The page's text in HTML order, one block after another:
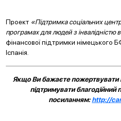
Проект «Підтримка соціальних
програмах для людей з інвалідністю в
фінансової підтримки німецького
Іспанія.
Якщо Ви бажаєте пожертвувати
підтримувати благодійний
посиланням:http://